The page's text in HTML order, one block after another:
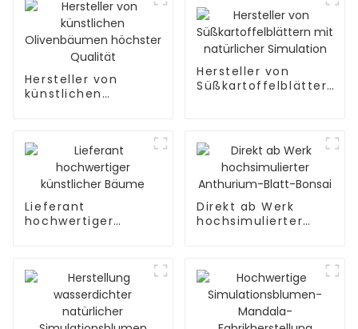
Hersteller von
künstlichen
Hersteller von
Süßkartoffelblättern
Lieferant
hochwertiger
Direkt ab Werk
hochsimulierter